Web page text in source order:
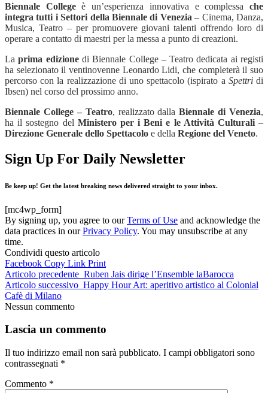
Biennale Collegeè un’esperienza innovativa e complessa che
integra tutti i Settori della Biennale di Venezia – Cinema, Danza,
Musica, Teatro – per promuovere giovani talenti offrendo loro di
operare a contatto di maestri per la messa a punto di creazioni.
Laprima edizionedi Biennale College – Teatro dedicata ai registi
ha selezionato il ventinovenne Leonardo Lidi, che completerà il suo
percorso con la realizzazione di uno spettacolo (ispirato a Spettridi
Ibsen) nel corso del prossimo anno.
Biennale College – Teatro, realizzato dallaBiennale di Venezia,
ha il sostegno del Ministero per i Beni e le Attività Culturali–
Direzione Generale dello Spettacolo e della Regione del Veneto.
Sign Up For Daily Newsletter
Be keep up! Get the latest breaking news delivered straight to your inbox.
[mc4wp_form]
By signing up, you agree to ourTerms of Use and acknowledge the
data practices in ourPrivacy Policy. You may unsubscribe at any
time.
Condividi questo articolo
Facebook Copy Link Print
Articolo precedente Ruben Jais dirige l’Ensemble laBarocca
Articolo successivo Happy Hour Art: aperitivo artistico al Colonial
Cafè di Milano
Nessun commento
Lascia un commento
Il tuo indirizzo email non sarà pubblicato. I campi obbligatori sono
contrassegnati *
Commento *